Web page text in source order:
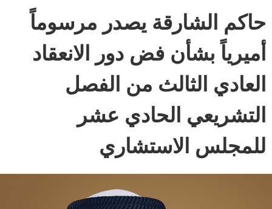
حاكم الشارقة يصدر مرسوماً
أميرياً بشأن فض دور الانعقاد
العادي الثالث من الفصل
التشريعي الحادي عشر
للمجلس الاستشاري